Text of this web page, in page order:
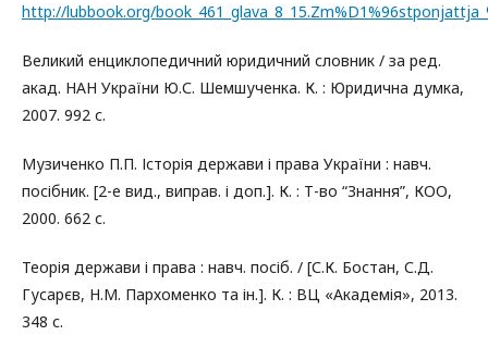
http://lubbook.org/
Великий енциклопедичний юридичний словник / за ред.
акад. НАН України Ю.С. Шемшученка. К. : Юридична думка,
2007. 992 с.
Музиченко П.П. Історія держави і права України : навч.
посібник. [2-е вид., виправ. і доп.]. К. : Т-во “Знання”, КОО,
2000. 662 с.
Теорія держави і права : навч. посіб. / [С.К. Бостан, С.Д.
Гусарєв, Н.М. Пархоменко та ін.]. К. : ВЦ «Академія», 2013.
348 с.